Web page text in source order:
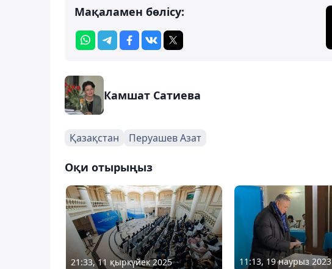
Мақаламен бөлісу:
Камшат Сатиева
Қазақстан Перуашев Азат
Оқи отырыңыз
21:33, 11 қыркүйек 2025 11:13, 19 наурыз 2023